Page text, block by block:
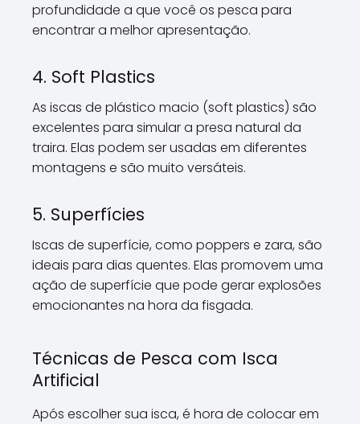
profundidade a que você os pesca para
encontrar a melhor apresentação.
4. Soft Plastics
As iscas de plástico macio (soft plastics) são
excelentes para simular a presa natural da
traira. Elas podem ser usadas em diferentes
montagens e são muito versáteis.
5. Superfícies
Iscas de superfície, como poppers e zara, são
ideais para dias quentes. Elas promovem uma
ação de superfície que pode gerar explosões
emocionantes na hora da fisgada.
Técnicas de Pesca com Isca
Artificial
Após escolher sua isca, é hora de colocar em